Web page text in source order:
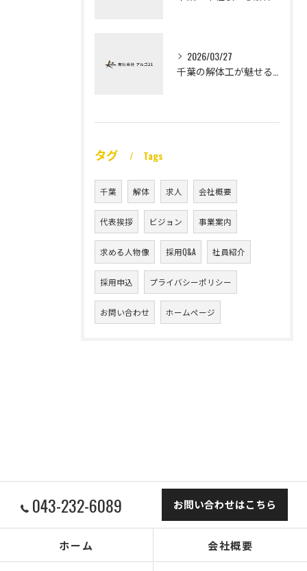
2026/03/27
タグ Tags
千葉 解体 求人 会社概要
代表挨拶 ビジョン 事業案内
求める人物像 採用Q&A 社員紹介
採用申込 プライバシーポリシー
お問い合わせ ホームページ
043-232-6089 お問い合わせはこちら
ホーム 会社概要